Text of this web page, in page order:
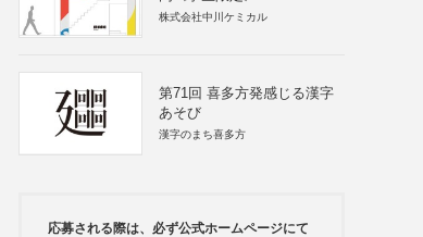
株式会社中川ケミカル
第71回 喜多方発感じる漢字
あそび
漢字のまち喜多方
応募される際は、必ず公式ホームページにて